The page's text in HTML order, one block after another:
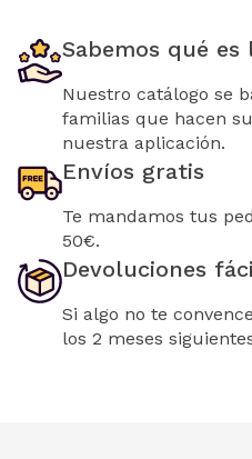
Sabemos qué es
Nuestro catálogo se
familias que hacen
nuestra aplicación.
Envíos gratis
Te mandamos tus
50€.
Devoluciones
Si algo no te
los 2 meses